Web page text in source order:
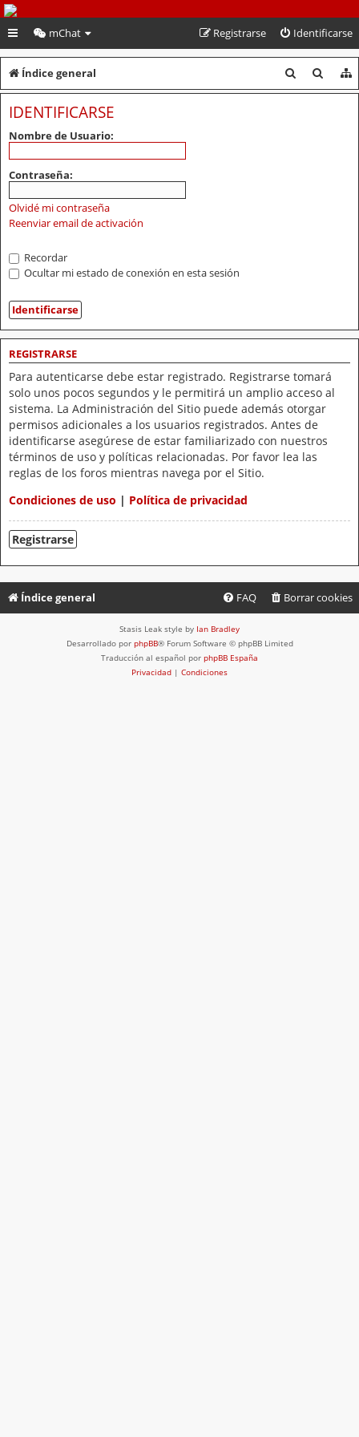
PeruVoley.com
mChat Identificarse
Registrarse
Índice general
u
u
IDENTIFICARSE
Nombre de Usuario:
Contraseña:
Olvidé mi contraseña
Reenviar email de activación
Recordar
Ocultar mi estado de conexión en esta sesión
REGISTRARSE
Para autenticarse debe estar registrado. Registrarse tomará
solo unos pocos segundos y le permitirá un amplio acceso al
sistema. La Administración del Sitio puede además otorgar
permisos adicionales a los usuarios registrados. Antes de
identificarse asegúrese de estar familiarizado con nuestros
términos de uso y políticas relacionadas. Por favor lea las
reglas de los foros mientras navega por el Sitio.
Condiciones de uso | Política de privacidad
Registrarse
Índice general Borrar cookies
FAQ
Stasis Leak style by Ian Bradley
Desarrollado por phpBB® Forum Software © phpBB Limited
Traducción al español por phpBB España
Privacidad | Condiciones